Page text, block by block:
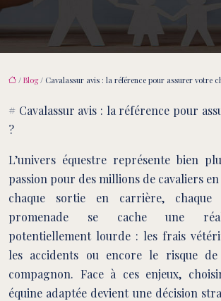
/ Blog/ Cavalassur avis : la référence pour assurer votre
# Cavalassur avis : la référence pour
?
L’univers équestre représente bien
passion pour des millions de cavaliers
chaque sortie en carrière, chaque
promenade se cache une
potentiellement lourde : les frais
les accidents ou encore le risque
compagnon. Face à ces enjeux,
équine adaptée devient une décision